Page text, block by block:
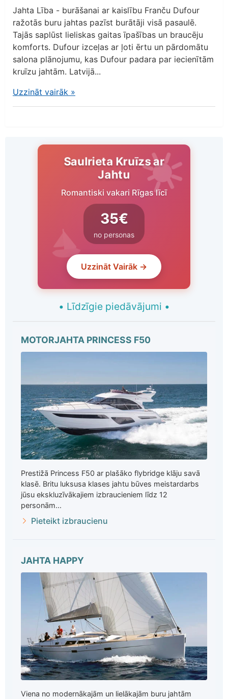
Jahta Lība - burāšanai ar kaislību Franču Dufour
ražotās buru jahtas pazīst burātāji visā pasaulē.
Tajās saplūst lieliskas gaitas īpašības un braucēju
komforts. Dufour izceļas ar ļoti ērtu un pārdomātu
salona plānojumu, kas Dufour padara par iecienītām
kruīzu jahtām. Latvijā...
Uzzināt vairāk »
Saulrieta Kruīzs ar
Jahtu
Romantiski vakari Rīgas līcī
35€
no personas
Uzzināt Vairāk →
• Līdzīgie piedāvājumi •
MOTORJAHTA PRINCESS F50
Prestižā Princess F50 ar plašāko flybridge klāju savā
klasē. Britu luksusa klases jahtu būves meistardarbs
jūsu ekskluzīvākajiem izbraucieniem līdz 12
personām...
Pieteikt izbraucienu
JAHTA HAPPY
Viena no modernākajām un lielākajām buru jahtām